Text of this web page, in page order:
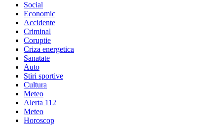
Social
Economic
Accidente
Criminal
Coruptie
Criza energetica
Sanatate
Auto
Stiri sportive
Cultura
Meteo
Alerta 112
Meteo
Horoscop